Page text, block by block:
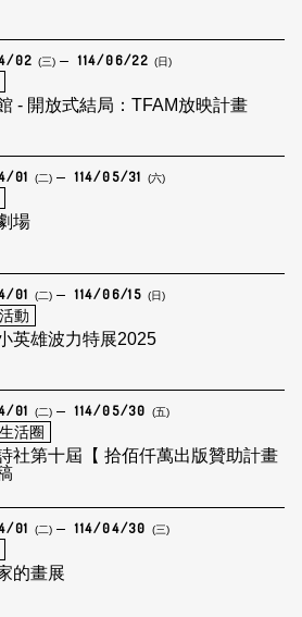
02 (三) 114/06/22 (日)
- 開放式結局：TFAM放映計畫
01 (二) 114/05/31 (六)
場
01 (二) 114/06/15 (日)
動
英雄波力特展2025
01 (二) 114/05/30 (五)
活圈
社第十屆【 拾佰仟萬出版贊助計畫
01 (二) 114/04/30 (三)
的畫展